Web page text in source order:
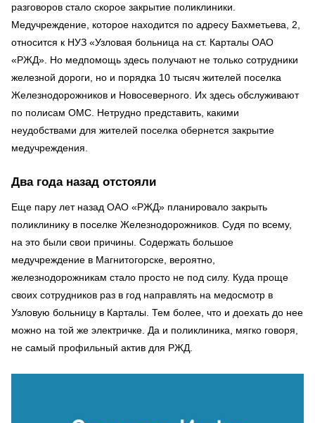
разговоров стало скорое закрытие поликлиники.
Медучреждение, которое находится по адресу Бахметьева, 2,
относится к НУЗ «Узловая больница на ст. Карталы ОАО
«РЖД». Но медпомощь здесь получают не только сотрудники
железной дороги, но и порядка 10 тысяч жителей поселка
Железнодорожников и Новосеверного. Их здесь обслуживают
по полисам ОМС. Нетрудно представить, какими
неудобствами для жителей поселка обернется закрытие
медучреждения.
Два года назад отстояли
Еще пару лет назад ОАО «РЖД» планировало закрыть
поликлинику в поселке Железнодорожников. Судя по всему,
на это были свои причины. Содержать большое
медучреждение в Магнитогорске, вероятно,
железнодорожникам стало просто не под силу. Куда проще
своих сотрудников раз в год направлять на медосмотр в
Узловую больницу в Карталы. Тем более, что и доехать до нее
можно на той же электричке. Да и поликлиника, мягко говоря,
не самый профильный актив для РЖД.